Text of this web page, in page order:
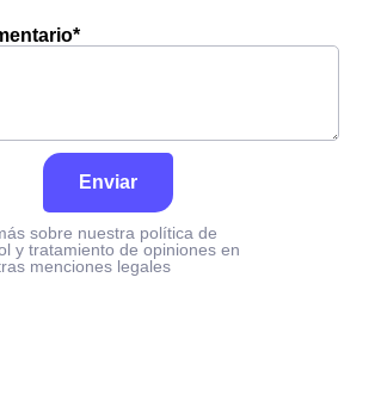
Enviar
sobre nuestra política de
y tratamiento de opiniones en
menciones legales